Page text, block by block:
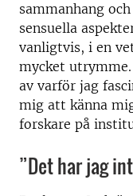
sammanhang
sensuella
vanligtvis, i en
mycket
av varför jag
mig att känna
forskare på
”Det har jag